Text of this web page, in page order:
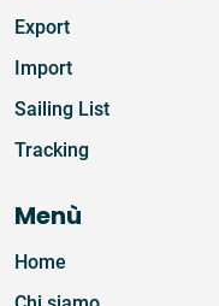
Export
Import
Sailing List
Tracking
Menù
Home